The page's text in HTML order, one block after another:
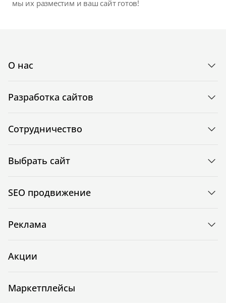
мы их разместим и ваш сайт готов!
О нас
Разработка сайтов
Сотрудничество
Выбрать сайт
SEO продвижение
Реклама
Акции
Маркетплейсы